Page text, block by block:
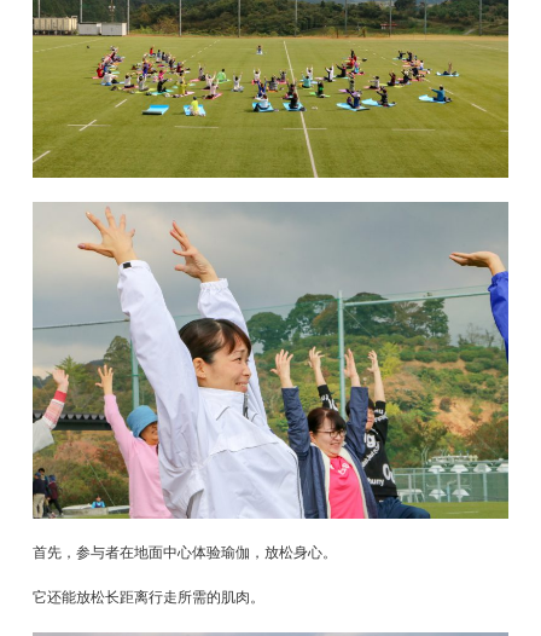
首先，参与者在地面中心体验瑜伽，放松身心。
它还能放松长距离行走所需的肌肉。